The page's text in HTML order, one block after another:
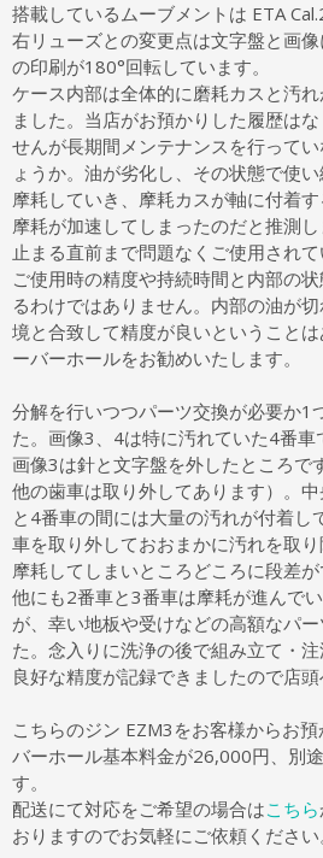
搭載しているムーブメントは ETA
右リューズとの変更点は文字盤と画
の印刷が180°回転しています。
ケース内部は全体的に磨耗カスと汚
ました。当店がお預かりした履歴は
せんが長期間メンテナンスを行って
ょうか。油が劣化し、その状態で使
摩耗していき、摩耗カスが軸に付着
摩耗が加速してしまったのだと推測し
止まる直前まで問題なくご使用されて
ご使用時の精度や持続時間と内部の
るわけではありません。内部の油が
境と合致して精度が良いということ
ーバーホールをお勧めいたします。
分解を行いつつパーツ交換が必要か1
た。画像3、4は特に汚れていた4番車
画像3は針と文字盤を外したところで
他の歯車は取り外してあります）。
と4番車の間には大量の汚れが付着し
車を取り外しておおまかに汚れを取
摩耗してしまいところどころに段差が
他にも2番車と3番車は摩耗が進んで
が、幸い地板や受けなどの高額なパ
た。念入りに洗浄の後で組み立て・注
良好な精度が記録できましたので店頭
こちらのジン EZM3をお客様からお
バーホール基本料金が26,000円、別
す。
配送にて対応をご希望の場合はこちら
おりますのでお気軽にご依頼ください